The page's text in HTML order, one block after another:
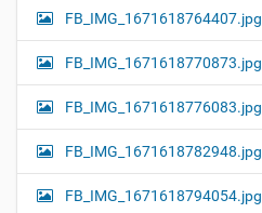
FB_IMG_1671618764407.jpg
FB_IMG_1671618770873.jpg
FB_IMG_1671618776083.jpg
FB_IMG_1671618782948.jpg
FB_IMG_1671618794054.jpg